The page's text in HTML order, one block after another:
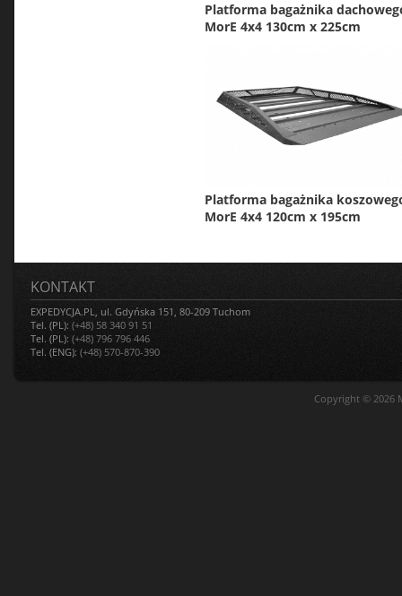
Platforma bagażnika
MorE 4x4 130cm x 225cm
Platforma bagażnika
MorE 4x4 120cm x 195cm
KONTAKT
EXPEDYCJA.PL, ul. Gdyńska 151, 80-209 Tuchom
Tel. (PL): (+48) 58 340 91 51
Tel. (PL): (+48) 796 796 446
Tel. (ENG): (+48) 570-870-390
Copyright © 2026